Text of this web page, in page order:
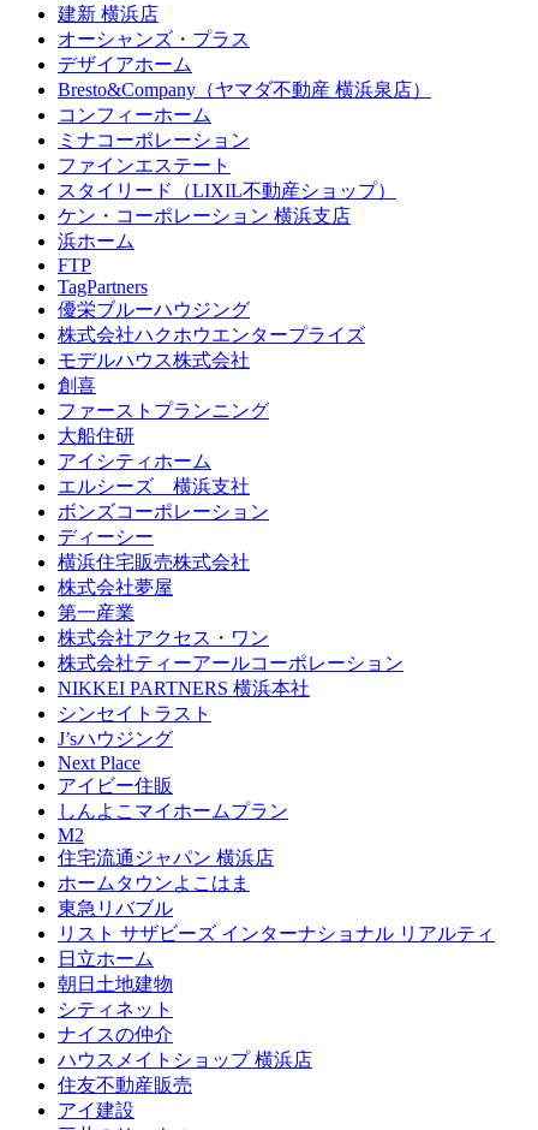
建新 横浜店
オーシャンズ・プラス
デザイアホーム
Bresto&Company（ヤマダ不動産 横浜泉店）
コンフィーホーム
ミナコーポレーション
ファインエステート
スタイリード（LIXIL不動産ショップ）
ケン・コーポレーション 横浜支店
浜ホーム
FTP
TagPartners
優栄ブルーハウジング
株式会社ハクホウエンタープライズ
モデルハウス株式会社
創喜
ファーストプランニング
大船住研
アイシティホーム
エルシーズ 横浜支社
ボンズコーポレーション
ディーシー
横浜住宅販売株式会社
株式会社夢屋
第一産業
株式会社アクセス・ワン
株式会社ティーアールコーポレーション
NIKKEI PARTNERS 横浜本社
シンセイトラスト
J’sハウジング
Next Place
アイビー住販
しんよこマイホームプラン
M2
住宅流通ジャパン 横浜店
ホームタウンよこはま
東急リバブル
リスト サザビーズ インターナショナル リアルティ
日立ホーム
朝日土地建物
シティネット
ナイスの仲介
ハウスメイトショップ 横浜店
住友不動産販売
アイ建設